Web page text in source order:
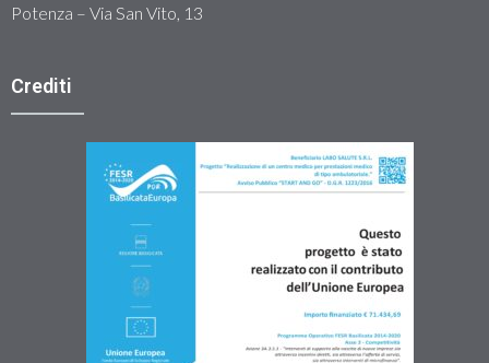
Potenza – Via San Vito, 13
Crediti